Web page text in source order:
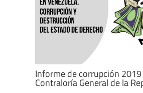
Informe de corrupción
Contraloría General de la